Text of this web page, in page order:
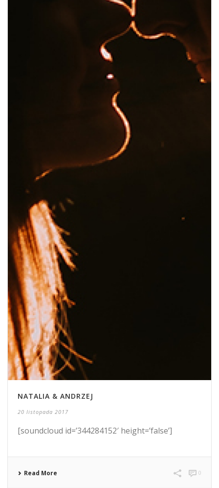
NATALIA & ANDRZEJ
20 listopada 2017
[soundcloud id=’344284152′ height=’false’]
Read More 0